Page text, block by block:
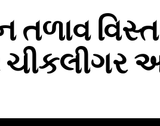
ચીકલીગર